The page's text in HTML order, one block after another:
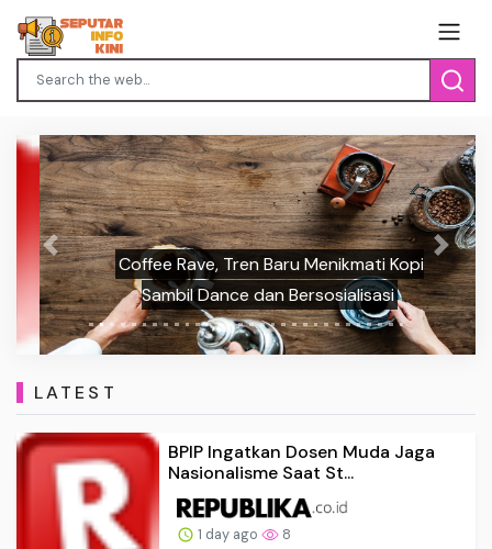
Coffee Rave, Tren Baru Menikmati Kopi
Sambil Dance dan Bersosialisasi
Previous Next
LATEST
BPIP Ingatkan Dosen Muda Jaga
Nasionalisme Saat St...
1 day ago 8